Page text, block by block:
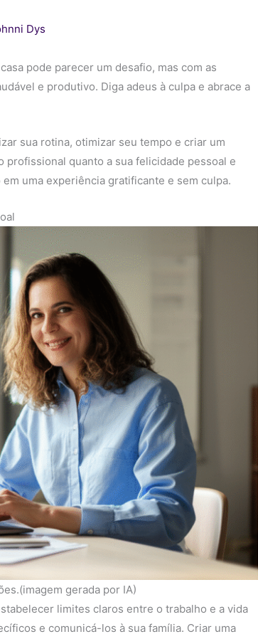
Dys
pode parecer um desafio, mas com as
e produtivo. Diga adeus à culpa e abrace a
sua rotina, otimizar seu tempo e criar um
quanto a sua felicidade pessoal e
uma experiência gratificante e sem culpa.
gerada por IA)
limites claros entre o trabalho e a vida
e comunicá-los à sua família. Criar uma